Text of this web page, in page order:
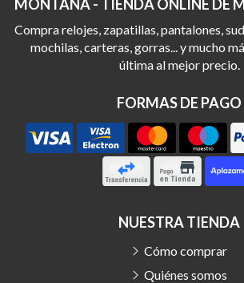
MONTANA - TIENDA ONLINE DE
Compra relojes, zapatillas, pantalones,
mochilas, carteras, gorras... y mucho
última al mejor precio.
FORMAS DE PAGO
NUESTRA TIENDA
Cómo comprar
Quiénes somos